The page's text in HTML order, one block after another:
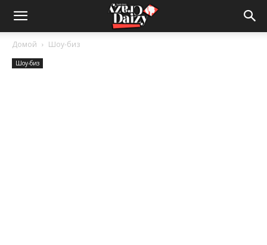
Crazy-
Daizy
Домой Шоу-биз
Шоу-биз